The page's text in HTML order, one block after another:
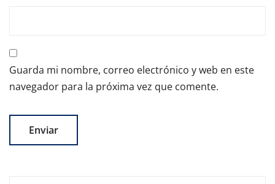
Guarda mi nombre, correo electrónico y web en este
navegador para la próxima vez que comente.